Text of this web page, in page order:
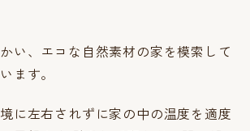
い、エコな自然素材の家を模索して
ます。
に左右されずに家の中の温度を適度